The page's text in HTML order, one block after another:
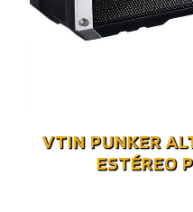
VTIN PUNKER
ESTÉREO